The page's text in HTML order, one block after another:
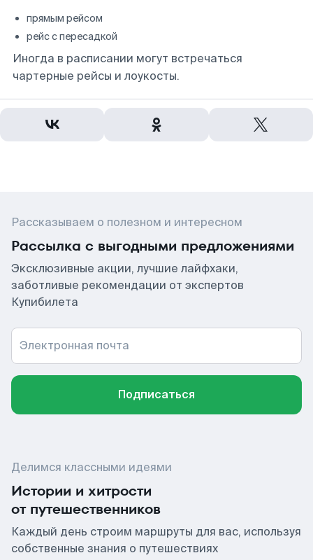
прямым рейсом
рейс с пересадкой
Иногда в расписании могут встречаться
чартерные рейсы и лоукосты.
Рассказываем о полезном и интересном
Рассылка с выгодными предложениями
Эксклюзивные акции, лучшие лайфхаки,
заботливые рекомендации от экспертов
Купибилета
Электронная почта
Подписаться
Делимся классными идеями
Истории и хитрости
от путешественников
Каждый день строим маршруты для вас, используя
собственные знания о путешествиях